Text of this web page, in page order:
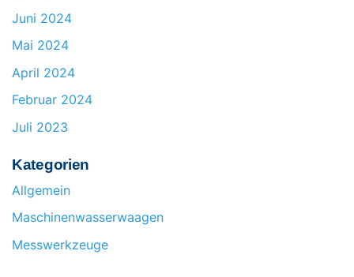
Juni 2024
Mai 2024
April 2024
Februar 2024
Juli 2023
Kategorien
Allgemein
Maschinenwasserwaagen
Messwerkzeuge